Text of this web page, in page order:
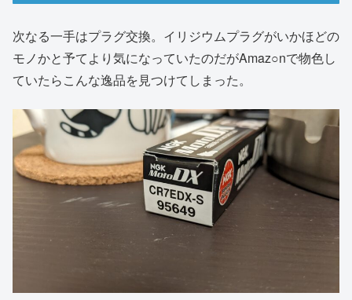
次なる一手はプラグ交換。イリジウムプラグがいかほどの
モノかと予てより気になっていたのだがAmaz○nで物色し
ていたらこんな逸品を見つけてしまった。